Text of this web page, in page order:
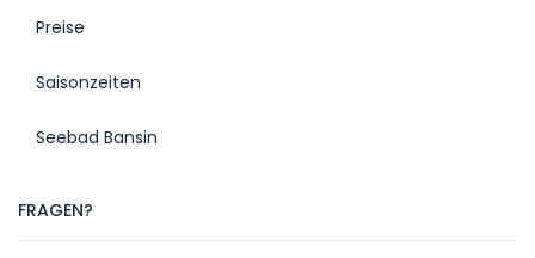
Preise
Saisonzeiten
Seebad Bansin
FRAGEN?